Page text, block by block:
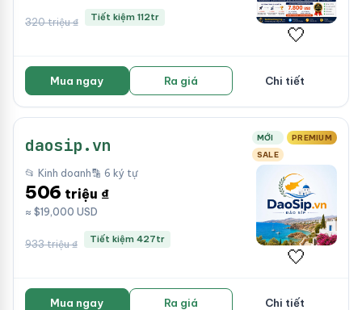
320 triệu ₫ Tiết kiệm 112tr
🤍
Mua ngay Ra giá Chi tiết
daosip.vn MỚI
PREMIUM
SALE
📂 Kinh doanh🔡 6 ký tự
506 triệu ₫
≈ $19,000 USD
933 triệu ₫ Tiết kiệm 427tr
🤍
Mua ngay Ra giá Chi tiết